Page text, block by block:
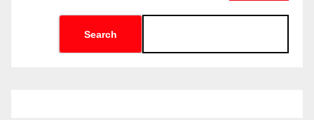
Search